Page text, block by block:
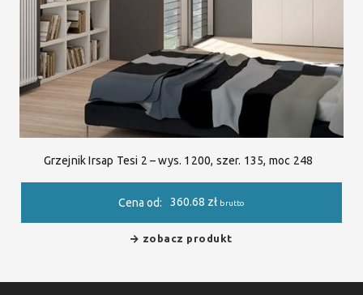
Grzejnik Irsap Tesi 2 – wys. 1200, szer. 135, moc 248
Cena od: 360.68 zł brutto
zobacz produkt